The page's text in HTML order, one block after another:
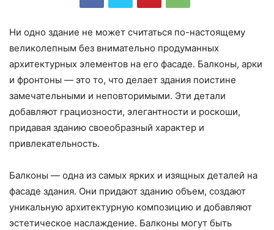
Ни одно здание не может считаться по-настоящему
великолепным без внимательно продуманных
архитектурных элементов на его фасаде. Балконы, арки
и фронтоны — это то, что делает здания поистине
замечательными и неповторимыми. Эти детали
добавляют грациозности, элегантности и роскоши,
придавая зданию своеобразный характер и
привлекательность.
Балконы — одна из самых ярких и изящных деталей на
фасаде здания. Они придают зданию объем, создают
уникальную архитектурную композицию и добавляют
эстетическое наслаждение. Балконы могут быть